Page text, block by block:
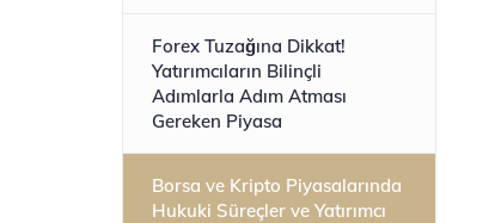
Forex Tuzağına Dikkat!
Yatırımcıların Bilinçli
Adımlarla Adım Atması
Gereken Piyasa
Borsa ve Kripto Piyasalarında
Hukuki Süreçler ve Yatırımcı